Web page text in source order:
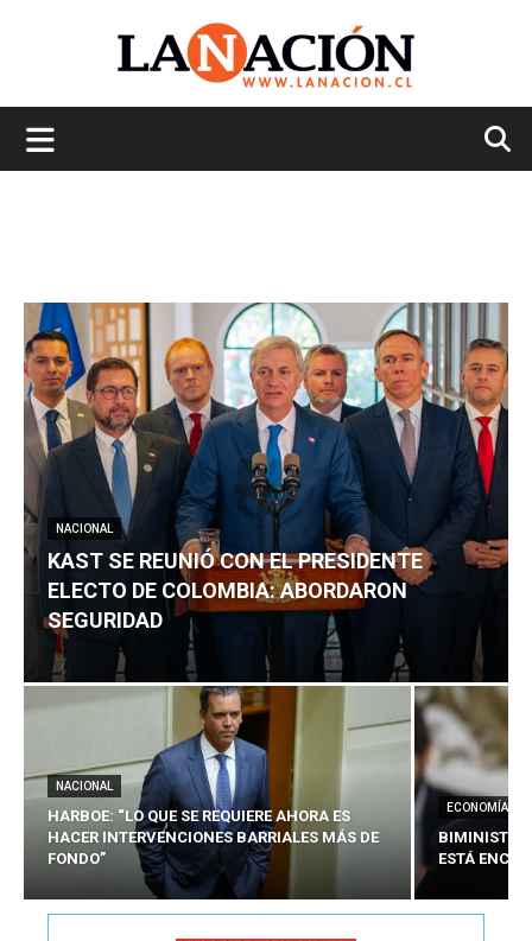
NACIONAL
KAST SE REUNIÓ CON EL PRESIDENTE
ELECTO DE COLOMBIA: ABORDARON
SEGURIDAD
NACIONAL
HARBOE: “LO QUE SE REQUIERE AHORA ES
HACER INTERVENCIONES BARRIALES MÁS DE
FONDO”
ECONOMÍA
BIMINISTRO
ESTÁ